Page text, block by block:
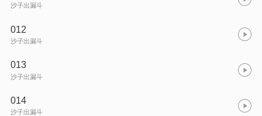
沙子出漏斗
012
沙子出漏斗
013
沙子出漏斗
014
沙子出漏斗